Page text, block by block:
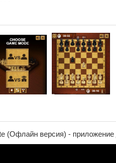
(Офлайн версия) - приложение